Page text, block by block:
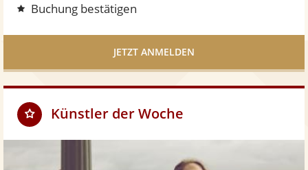
Buchung bestätigen
JETZT ANMELDEN
Künstler der Woche